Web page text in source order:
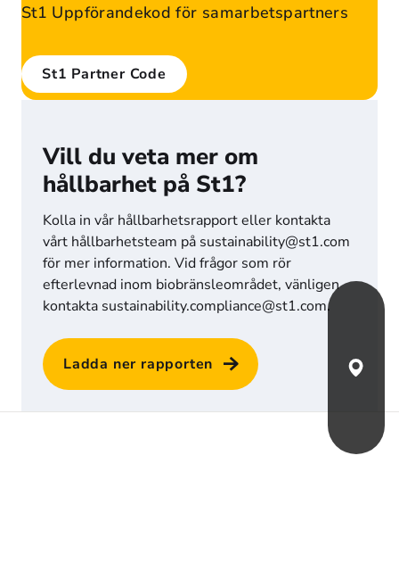
St1 Uppförandekod för samarbetspartners
St1 Partner Code
Vill du veta mer om
hållbarhet på St1?
Kolla in vår hållbarhetsrapport eller kontakta
vårt hållbarhetsteam på sustainability@st1.com
för mer information. Vid frågor som rör
efterlevnad inom biobränsleområdet, vänligen
kontakta sustainability.compliance@st1.com.
Ladda ner rapporten
Hitta